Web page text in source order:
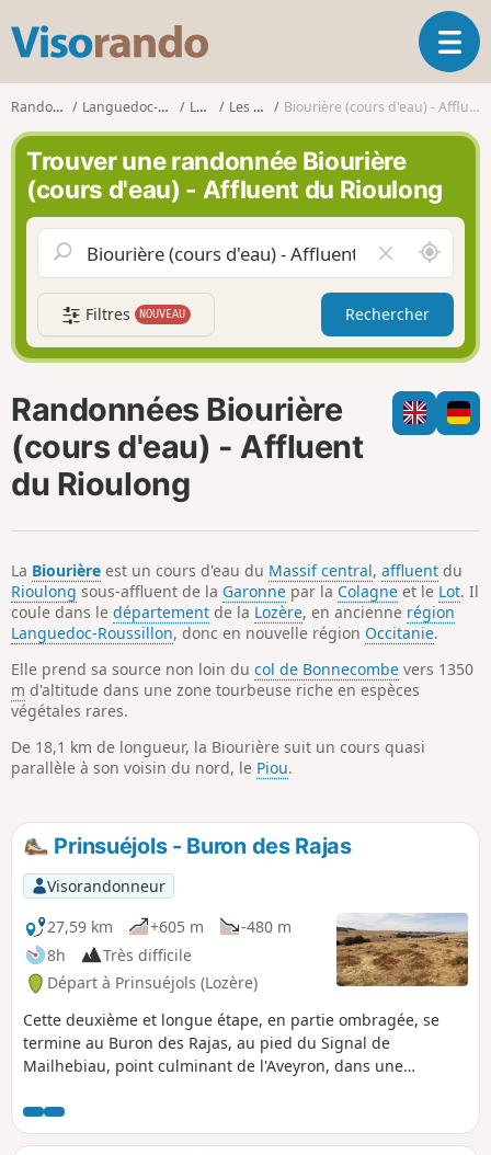
s
r
n
d
o
O
u
v
a
n
v
g
a
i
o
Randonnées Languedoc-Roussillon Lozère Les Salces Biourière (cours d'eau) - Affluent du Rioulong
Trouver une randonnée Biourière
(cours d'eau) - Affluent du Rioulong
i
d
e
r
l
e
h
A
u
t
u
r
d
e
m
Filtres NOUVEAU Rechercher
Randonnées Biourière
(cours d'eau) - Affluent
du Rioulong
La Biourière est un cours d'eau du Massif central, affluent du
Rioulong sous-affluent de la Garonne par la Colagne et le Lot. Il
coule dans le département de la Lozère, en ancienne région
Languedoc-Roussillon, donc en nouvelle région Occitanie.
Elle prend sa source non loin du col de Bonnecombe vers 1350
m d'altitude dans une zone tourbeuse riche en espèces
végétales rares.
De 18,1 km de longueur, la Biourière suit un cours quasi
parallèle à son voisin du nord, le Piou.
Prinsuéjols - Buron des Rajas
Visorandonneur
27,59 km
+605 m
-480 m
8h
Très difficile
Départ à Prinsuéjols (Lozère)
Cette deuxième et longue étape, en partie ombragée, se
termine au Buron des Rajas, au pied du Signal de
Mailhebiau, point culminant de l'Aveyron, dans une